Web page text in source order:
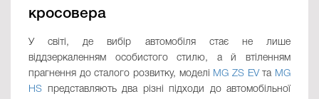
кросовера
У світі, де вибір автомобіля стає не лише
віддзеркаленням особистого стилю, а й втіленням
прагнення до сталого розвитку, моделі MG ZS EVта MG
HS представляють два різні підходи до автомобільної